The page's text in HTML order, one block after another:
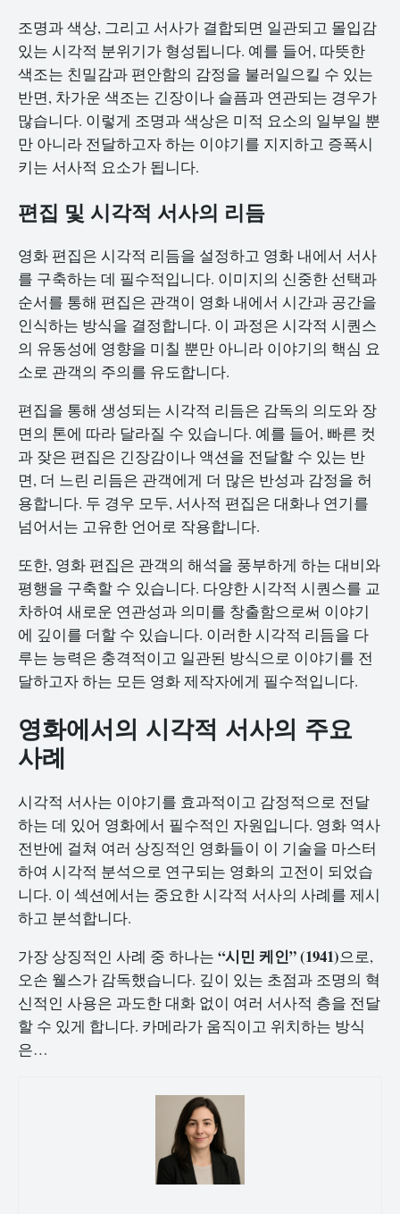
조명과 색상, 그리고 서사가 결합되면 일관되고 몰입감
있는 시각적 분위기가 형성됩니다. 예를 들어, 따뜻한
색조는 친밀감과 편안함의 감정을 불러일으킬 수 있는
반면, 차가운 색조는 긴장이나 슬픔과 연관되는 경우가
많습니다. 이렇게 조명과 색상은 미적 요소의 일부일 뿐
만 아니라 전달하고자 하는 이야기를 지지하고 증폭시
키는 서사적 요소가 됩니다.
편집 및 시각적 서사의 리듬
영화 편집은 시각적 리듬을 설정하고 영화 내에서 서사
를 구축하는 데 필수적입니다. 이미지의 신중한 선택과
순서를 통해 편집은 관객이 영화 내에서 시간과 공간을
인식하는 방식을 결정합니다. 이 과정은 시각적 시퀀스
의 유동성에 영향을 미칠 뿐만 아니라 이야기의 핵심 요
소로 관객의 주의를 유도합니다.
편집을 통해 생성되는 시각적 리듬은 감독의 의도와 장
면의 톤에 따라 달라질 수 있습니다. 예를 들어, 빠른 컷
과 잦은 편집은 긴장감이나 액션을 전달할 수 있는 반
면, 더 느린 리듬은 관객에게 더 많은 반성과 감정을 허
용합니다. 두 경우 모두, 서사적 편집은 대화나 연기를
넘어서는 고유한 언어로 작용합니다.
또한, 영화 편집은 관객의 해석을 풍부하게 하는 대비와
평행을 구축할 수 있습니다. 다양한 시각적 시퀀스를 교
차하여 새로운 연관성과 의미를 창출함으로써 이야기
에 깊이를 더할 수 있습니다. 이러한 시각적 리듬을 다
루는 능력은 충격적이고 일관된 방식으로 이야기를 전
달하고자 하는 모든 영화 제작자에게 필수적입니다.
영화에서의 시각적 서사의 주요
사례
시각적 서사는 이야기를 효과적이고 감정적으로 전달
하는 데 있어 영화에서 필수적인 자원입니다. 영화 역사
전반에 걸쳐 여러 상징적인 영화들이 이 기술을 마스터
하여 시각적 분석으로 연구되는 영화의 고전이 되었습
니다. 이 섹션에서는 중요한 시각적 서사의 사례를 제시
하고 분석합니다.
가장 상징적인 사례 중 하나는 “시민 케인” (1941)으로,
오손 웰스가 감독했습니다. 깊이 있는 초점과 조명의 혁
신적인 사용은 과도한 대화 없이 여러 서사적 층을 전달
할 수 있게 합니다. 카메라가 움직이고 위치하는 방식
은…